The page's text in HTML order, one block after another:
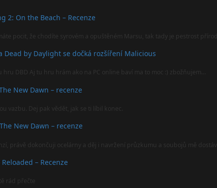
2: On the Beach – Recenze
pocit, že chodíte syrovém a opuštěném Marsu, tak tady je pestrost
Dead by Daylight se dočká rozšíření Malicious
DBD Aj tu hru hrám ako na PC online baví ma to moc :) zbožňujem…
New Dawn – recenze
vazbu. Dej pak vědět, jak se ti líbil konec.
New Dawn – recenze
právě dokončuji ocelárny a děj i navržení průzkumu a soubojů mě
– Recenze
rád přečte